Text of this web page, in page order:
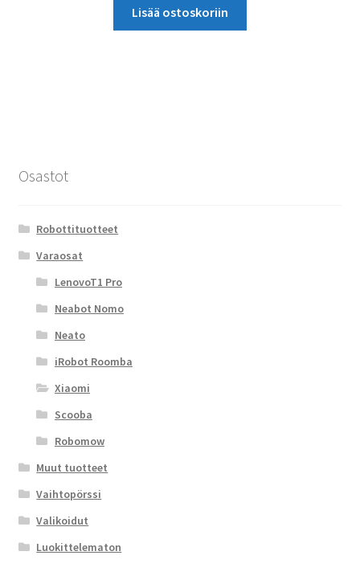
Lisää ostoskoriin
Osastot
Robottituotteet
Varaosat
LenovoT1 Pro
Neabot Nomo
Neato
iRobot Roomba
Xiaomi
Scooba
Robomow
Muut tuotteet
Vaihtopörssi
Valikoidut
Luokittelematon